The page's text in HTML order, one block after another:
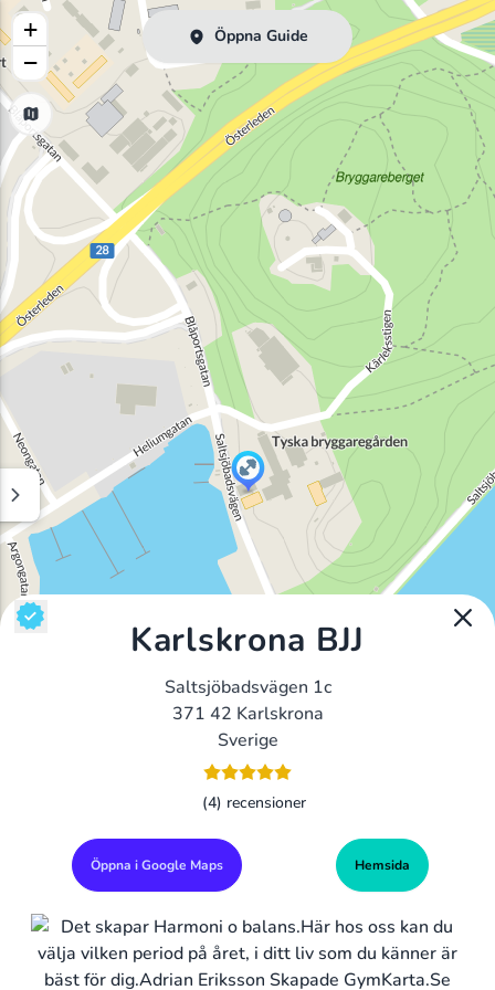
Öppna Guide
+
−
Karlskrona BJJ
Saltsjöbadsvägen 1c
371 42 Karlskrona
Sverige
(4) recensioner
Öppna i Google Maps Hemsida
Alla Gym I Sverige Sveriges Ledande Gymkedjor